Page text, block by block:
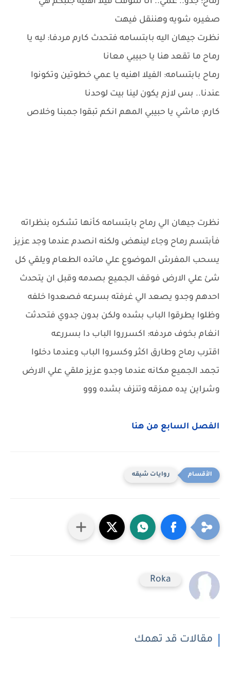
صغيره شويه وهننقل فيهت
نظرت جيهان اليه بابتسامه فتحدث كارم مردفا: ليه يا
رماح ما تقعد هنا يا حبيبي معانا
رماح بابتسامه: الفيلا اهنيه يا عمي خطوتين وتكونوا
عندنا.. بس لازم يكون لينا بيت لوحدنا
كارم: ماشي يا حبيبي المهم انكم تبقوا جمبنا وخلاص
نظرت جيهان الي رماح بابتسامه كأنها تشكره بنظراته
فأبتسم رماح وجاء لينهض ولكنه انصدم عندما وجد عزيز
يسحب المفرش الموضوع علي مائده الطعام ويلقي كل
شئ علي الارض فوقف الجميع بصدمه وقبل ان يتحدث
احدهم وجدو يصعد الي غرفته بسرعه فصعدوا خلفه
وظلوا يطرقوا الباب بشده ولكن بدون جدوي فتحدثت
انغام بخوف مردفه: اكسرروا الباب دا بسررعه
اقترب رماح وطارق اكثر وكسروا الباب وعندما دخلوا
تجمد الجميع مكانه عندما وجدو عزيز ملقي علي الارض
وشراين يده ممزقه وتنزف بشده ووو
الفصل السابع من هنا
روايات شيقه
Roka
مقالات قد تهمك